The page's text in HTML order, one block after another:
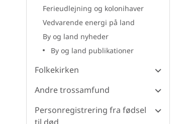
Ferieudlejning og kolonihaver
Vedvarende energi på land
By og land nyheder
By og land publikationer
Folkekirken
Andre trossamfund
Personregistrering fra fødsel